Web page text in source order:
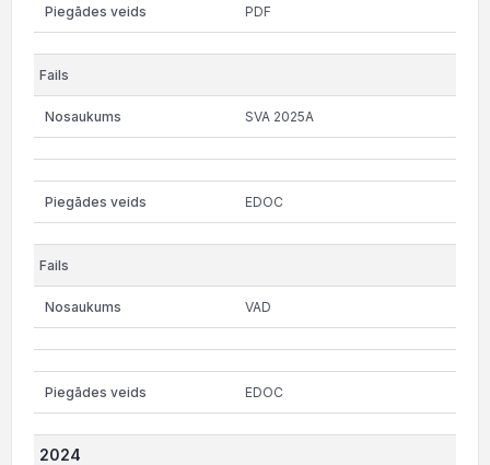
PDF
SVA 2025A
EDOC
VAD
EDOC
2024